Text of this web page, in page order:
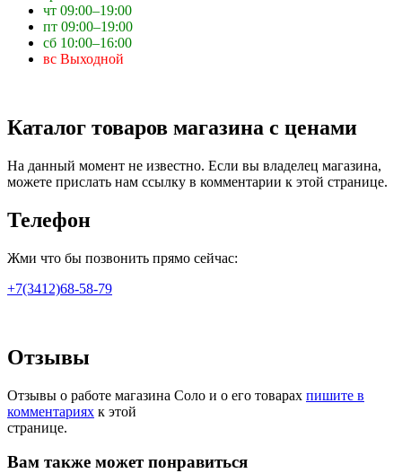
чт 09:00–19:00
пт 09:00–19:00
сб 10:00–16:00
вс Выходной
Каталог товаров магазина с ценами
На данный момент не известно. Если вы владелец магазина,
можете прислать нам ссылку в комментарии к этой странице.
Телефон
Жми что бы позвонить прямо сейчас:
+7(3412)68-58-79
Отзывы
Отзывы о работе магазина Соло и о его товарах пишите в
комментариях к этой
странице.
Вам также может понравиться